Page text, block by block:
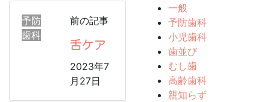
予防
歯科
前の記事
舌ケア
2023年7
月27日
一般
予防歯科
小児歯科
歯並び
むし歯
高齢歯科
親知らず